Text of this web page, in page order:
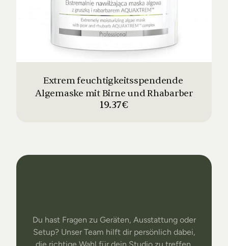
Extrem feuchtigkeitsspendende
Algemaske mit Birne und Rhabarber
19.37€
Du hast Fragen zu Geräten, Ausstattung oder
Setup? Unser Team hilft dir persönlich dabei,